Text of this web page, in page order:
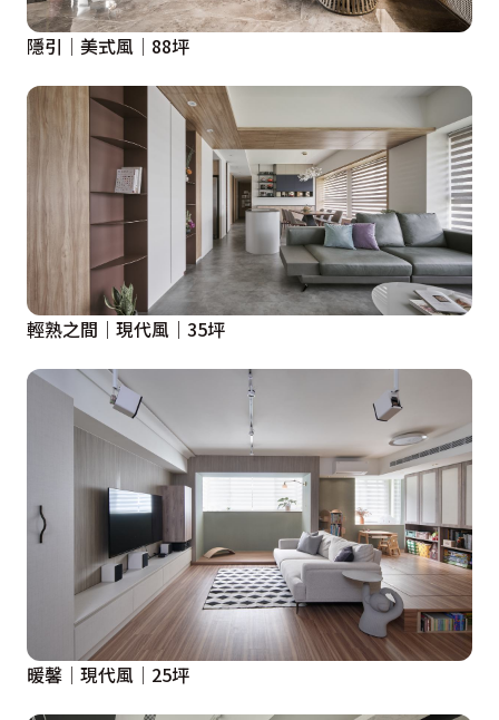
隱引│美式風│88坪
輕熟之間｜現代風｜35坪
暖馨│現代風│25坪